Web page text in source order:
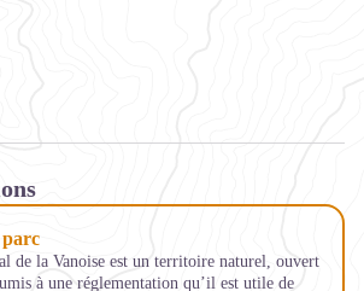
de la Vanoise est un territoire naturel, ouvert
à une réglementation qu’il est utile de